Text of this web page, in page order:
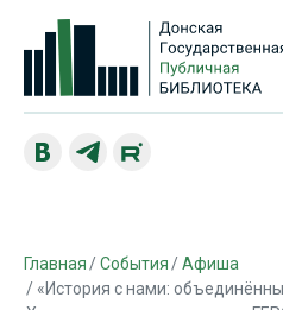
Главная События
Афиша
«История с нами: